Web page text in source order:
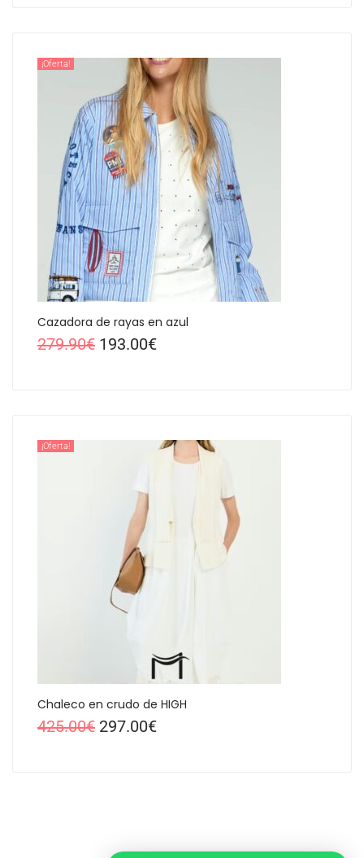
¡Oferta!
Cazadora de rayas en azul
279.90€ 193.00€
¡Oferta!
Chaleco en crudo de HIGH
425.00€ 297.00€